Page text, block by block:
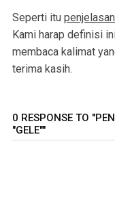
Seperti itu
Kami harap definisi
membaca kalimat
terima kasih.
0 RESPONSE TO
"GELE""